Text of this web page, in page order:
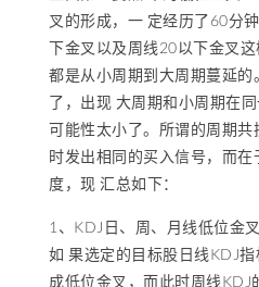
叉的形成，一 定经历了60分
下金叉以及周线20以下金叉
都是从小周期到大周期蔓延的
了，出现 大周期和小周期在
可能性太小了。所谓的周期
时发出相同的买入信号，而
度，现 汇总如下：
1、KDJ日、周、月线低位金
如 果选定的目标股日线KDJ
成低位金叉，而此时周线KDJ